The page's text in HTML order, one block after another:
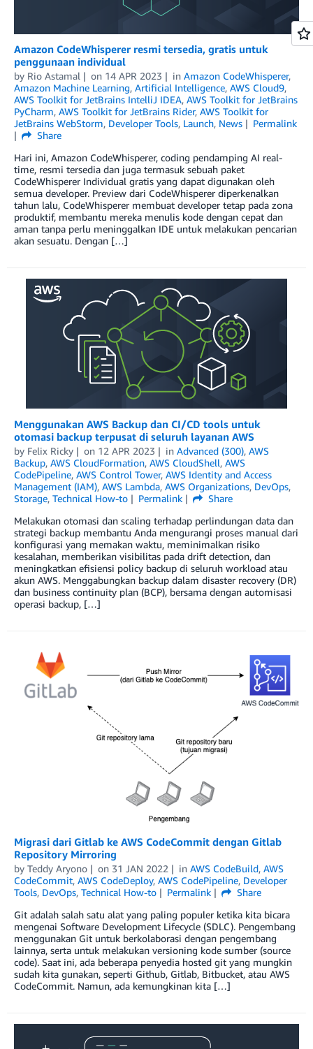
Amazon CodeWhisperer resmi tersedia, gratis untuk
penggunaan individual
by Rio Astamal on 14 APR 2023 in Amazon CodeWhisperer,
Amazon Machine Learning, Artificial Intelligence, AWS Cloud9,
AWS Toolkit for JetBrains IntelliJ IDEA, AWS Toolkit for JetBrains
PyCharm, AWS Toolkit for JetBrains Rider, AWS Toolkit for
JetBrains WebStorm, Developer Tools, Launch, News
Permalink
Share
Hari ini, Amazon CodeWhisperer, coding pendamping AI real-
time, resmi tersedia dan juga termasuk sebuah paket
CodeWhisperer Individual gratis yang dapat digunakan oleh
semua developer. Preview dari CodeWhisperer diperkenalkan
tahun lalu, CodeWhisperer membuat developer tetap pada zona
produktif, membantu mereka menulis kode dengan cepat dan
aman tanpa perlu meninggalkan IDE untuk melakukan pencarian
akan sesuatu. Dengan […]
Menggunakan AWS Backup dan CI/CD tools untuk
otomasi backup terpusat di seluruh layanan AWS
by Felix Ricky on 12 APR 2023 in Advanced (300), AWS
Backup, AWS CloudFormation, AWS CloudShell, AWS
CodePipeline, AWS Control Tower, AWS Identity and Access
Management (IAM), AWS Lambda, AWS Organizations, DevOps,
Storage, Technical How-to Permalink
Share
Melakukan otomasi dan scaling terhadap perlindungan data dan
strategi backup membantu Anda mengurangi proses manual dari
konfigurasi yang memakan waktu, meminimalkan risiko
kesalahan, memberikan visibilitas pada drift detection, dan
meningkatkan efisiensi policy backup di seluruh workload atau
akun AWS. Menggabungkan backup dalam disaster recovery (DR)
dan business continuity plan (BCP), bersama dengan automisasi
operasi backup, […]
Migrasi dari Gitlab ke AWS CodeCommit dengan Gitlab
Repository Mirroring
by Teddy Aryono on 31 JAN 2022 in AWS CodeBuild, AWS
CodeCommit, AWS CodeDeploy, AWS CodePipeline, Developer
Tools, DevOps, Technical How-to Permalink
Share
Git adalah salah satu alat yang paling populer ketika kita bicara
mengenai Software Development Lifecycle (SDLC). Pengembang
menggunakan Git untuk berkolaborasi dengan pengembang
lainnya, serta untuk melakukan versioning kode sumber (source
code). Saat ini, ada beberapa penyedia hosted git yang mungkin
sudah kita gunakan, seperti Github, Gitlab, Bitbucket, atau AWS
CodeCommit. Namun, ada kemungkinan kita […]